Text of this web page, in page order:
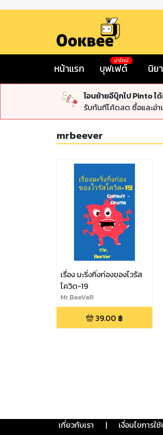
หน้าแรก บุฟเฟต์
มาใหม่
นิย
โอนย้ายอีบุ๊กไป Pinto ไ
รับทันทีโค้ดลด ซื้อและอ่
mrbeever
เรื่อง มะริ่งกิ่งก่องของไวรัส
โควิด-19
Mr.BeeVeR
39.00 ฿
เกี่ยวกับเรา | เงื่อนไขการใ